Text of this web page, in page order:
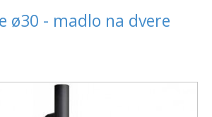
ø30 - madlo na dvere